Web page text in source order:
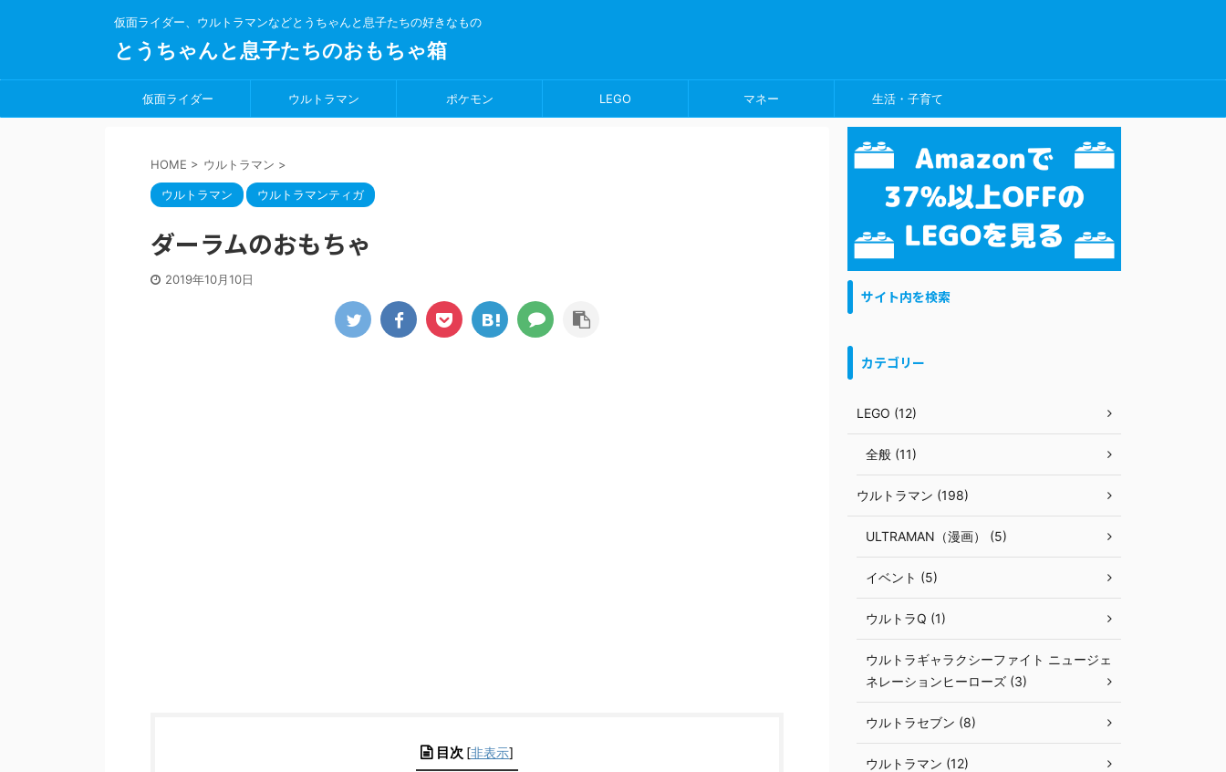
仮面ライダー、ウルトラマンなどとうちゃんと息子たちの好きなもの
とうちゃんと息子たちのおもちゃ箱
仮面ライダー ウルトラマン ポケモン LEGO マネー 生活・子育て
HOME > ウルトラマン >
ウルトラマン ウルトラマンティガ
ダーラムのおもちゃ
2019年10月10日
目次 [非表示]
サイト内を検索
カテゴリー
LEGO (12)
全般 (11)
ウルトラマン (198)
ULTRAMAN（漫画） (5)
イベント (5)
ウルトラQ (1)
ウルトラギャラクシーファイト ニュージェ
ネレーションヒーローズ (3)
ウルトラセブン (8)
ウルトラマン (12)